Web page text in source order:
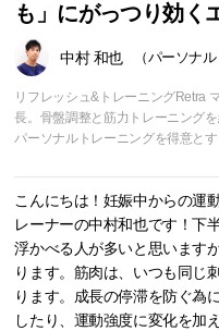
も」にがっつり効く
中村 和也 （パーソナ
リフレッシュ&トレーニングRetra
長。骨盤調整と筋力トレーニング
パーソナルトレーニングを得意と
こんにちは！妊娠中からの運
レーナーの中村和也です！下
浮かべる人が多いと思います
ります。筋肉は、いつも同じ
ります。成長の停滞を防ぐ為
したり、運動強度に変化を加